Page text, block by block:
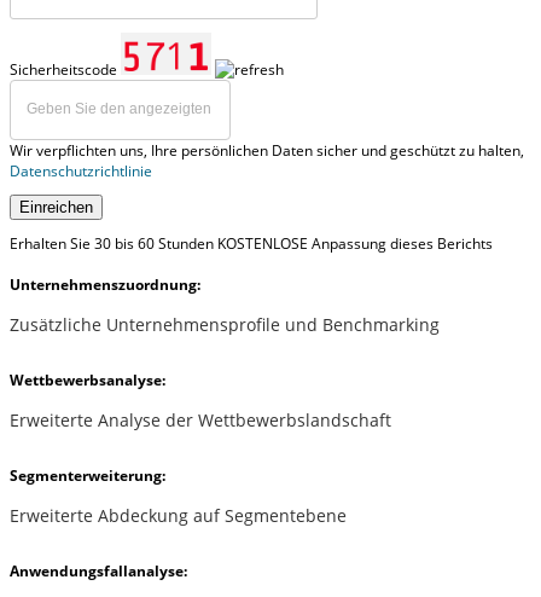
Sicherheitscode
Wir verpflichten uns, Ihre persönlichen Daten sicher und geschützt zu halten,
Datenschutzrichtlinie
Einreichen
Erhalten Sie 30 bis 60 Stunden KOSTENLOSE Anpassung dieses Berichts
Unternehmenszuordnung:
Zusätzliche Unternehmensprofile und Benchmarking
Wettbewerbsanalyse:
Erweiterte Analyse der Wettbewerbslandschaft
Segmenterweiterung:
Erweiterte Abdeckung auf Segmentebene
Anwendungsfallanalyse: